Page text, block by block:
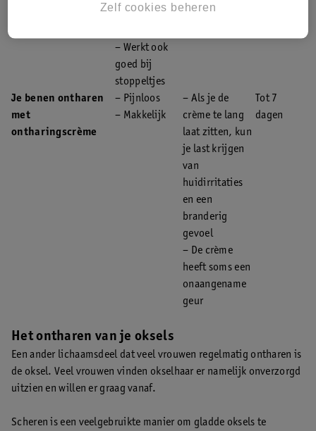
blijven langere
– Werkt ook
goed bij
stoppeltjes
het gevoel went
Je benen ontharen
met
ontharingscrème
– Pijnloos
– Makkelijk
– Als je de
crème te lang
laat zitten, kun
je last krijgen
van
huidirritaties
en een
branderig
gevoel
– De crème
heeft soms een
onaangename
geur
Tot 7
dagen
Het ontharen van je oksels
Een ander lichaamsdeel dat veel vrouwen regelmatig ontharen is
de oksel. Veel vrouwen vinden okselhaar er namelijk onverzorgd
uitzien en willen er graag vanaf.
Scheren is een veelgebruikte manier om gladde oksels te
Zelf cookies beheren